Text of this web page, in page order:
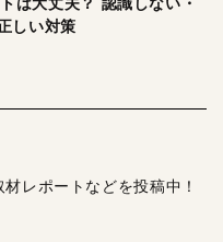
は大丈夫？ 認識しない・
しい対策
レポートなどを投稿中！